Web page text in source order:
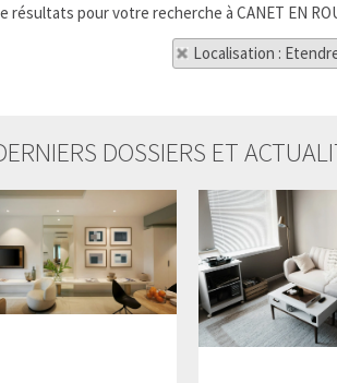
résultats pour votre recherche à CANET EN
Localisation :
DOSSIERS ET